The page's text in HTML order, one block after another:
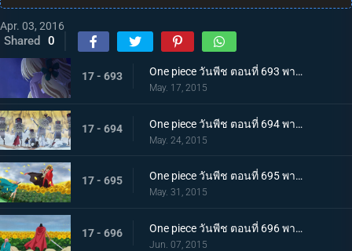
Apr. 03, 2016
Shared 0
17 - 693 One piece วันพีช ตอนที่ 693 พากย์ไทย เจ้าหญิงของคนแคระ ตัวประกันมันเชอรี่
May. 17, 2015
17 - 694 One piece วันพีช ตอนที่ 694 พากย์ไทย ไม่ยอมตาย! กองทัพตุ๊กตาที่น่าสะพรึงกลัว!!!
May. 24, 2015
17 - 695 One piece วันพีช ตอนที่ 695 พากย์ไทย เดิมพันด้วยชีวิต! ลูฟี่คือไพ่ตายแห่งชัยชนะ!!
May. 31, 2015
17 - 696 One piece วันพีช ตอนที่ 696 พากย์ไทย น้ำตาแห่งการพบกัน! รีเบคก้ากับเคียรอส!
Jun. 07, 2015